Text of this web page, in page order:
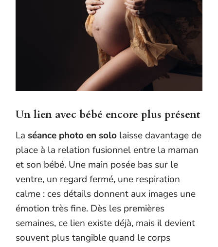
Un lien avec bébé encore plus présent
La séance photo en solo laisse davantage de
place à la relation fusionnel entre la maman
et son bébé. Une main posée bas sur le
ventre, un regard fermé, une respiration
calme : ces détails donnent aux images une
émotion très fine. Dès les premières
semaines, ce lien existe déjà, mais il devient
souvent plus tangible quand le corps